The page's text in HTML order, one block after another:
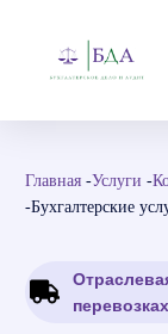
Главная -Услуги -
-Бухгалтерские
перевозках